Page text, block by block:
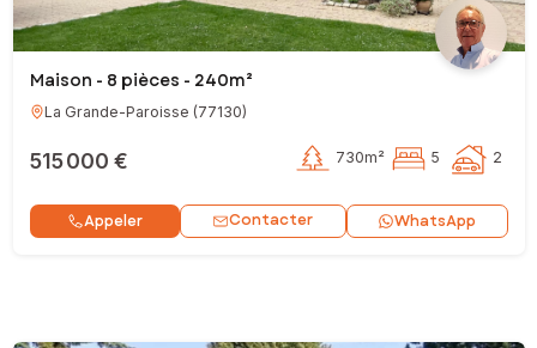
Maison - 8 pièces - 240m²
La Grande-Paroisse (77130)
515 000 € 730m² 5 2
Appeler Contacter WhatsApp